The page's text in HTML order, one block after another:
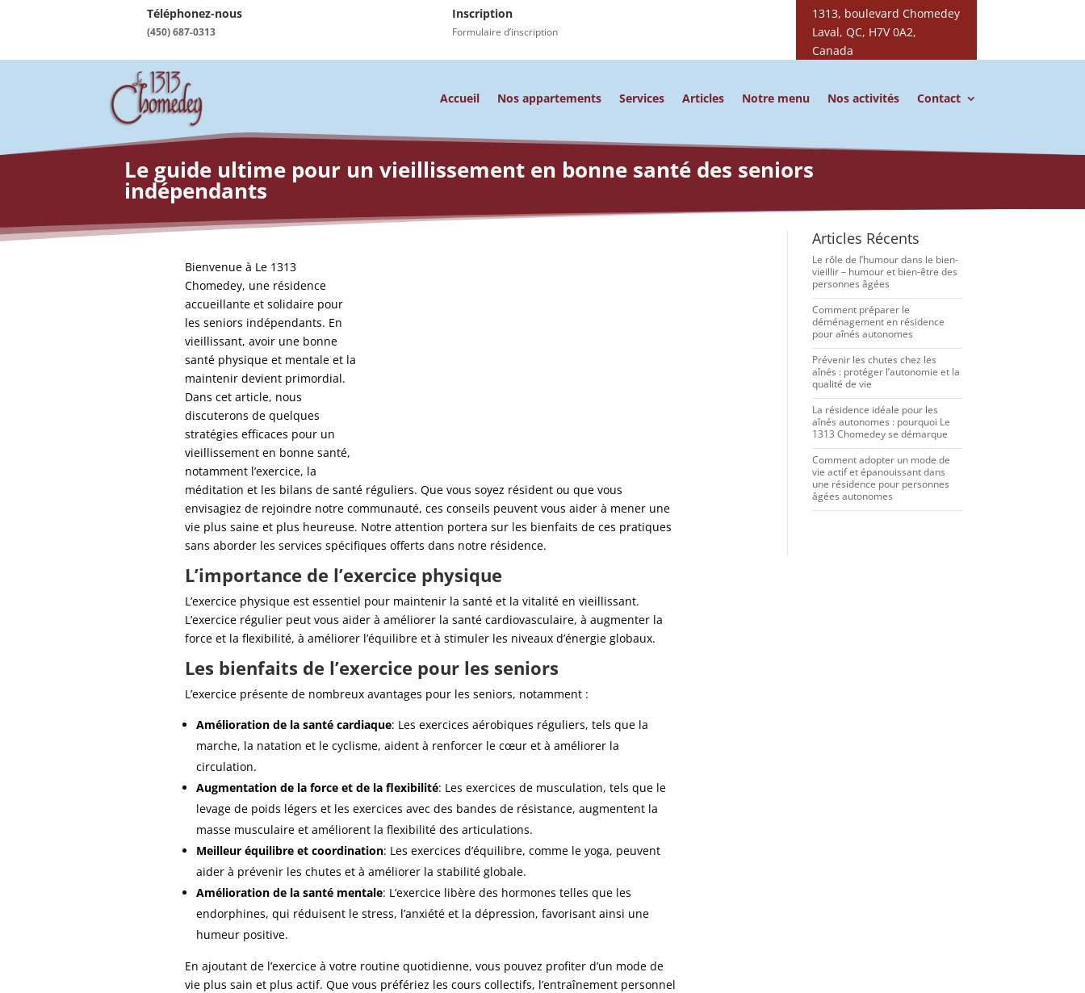
Téléphonez-nous
(450) 687-0313
Inscription
Formulaire d’inscription
1313, boulevard Chomedey
Laval, QC, H7V 0A2,
Canada
Accueil Nos appartements Services Articles Notre menu Nos activités Contact
Le guide ultime pour un vieillissement en bonne santé des seniors
indépendants
Bienvenue à Le 1313
Chomedey, une résidence
accueillante et solidaire pour
les seniors indépendants. En
vieillissant, avoir une bonne
santé physique et mentale et la
maintenir devient primordial.
Dans cet article, nous
discuterons de quelques
stratégies efficaces pour un
vieillissement en bonne santé,
notamment l’exercice, la
méditation et les bilans de santé réguliers. Que vous soyez résident ou que vous
envisagiez de rejoindre notre communauté, ces conseils peuvent vous aider à mener une
vie plus saine et plus heureuse. Notre attention portera sur les bienfaits de ces pratiques
sans aborder les services spécifiques offerts dans notre résidence.
L’importance de l’exercice physique
L’exercice physique est essentiel pour maintenir la santé et la vitalité en vieillissant.
L’exercice régulier peut vous aider à améliorer la santé cardiovasculaire, à augmenter la
force et la flexibilité, à améliorer l’équilibre et à stimuler les niveaux d’énergie globaux.
Les bienfaits de l’exercice pour les seniors
L’exercice présente de nombreux avantages pour les seniors, notamment :
Amélioration de la santé cardiaque: Les exercices aérobiques réguliers, tels que la
marche, la natation et le cyclisme, aident à renforcer le cœur et à améliorer la
circulation.
Augmentation de la force et de la flexibilité: Les exercices de musculation, tels que le
levage de poids légers et les exercices avec des bandes de résistance, augmentent la
masse musculaire et améliorent la flexibilité des articulations.
Meilleur équilibre et coordination: Les exercices d’équilibre, comme le yoga, peuvent
aider à prévenir les chutes et à améliorer la stabilité globale.
Amélioration de la santé mentale: L’exercice libère des hormones telles que les
endorphines, qui réduisent le stress, l’anxiété et la dépression, favorisant ainsi une
humeur positive.
En ajoutant de l’exercice à votre routine quotidienne, vous pouvez profiter d’un mode de
vie plus sain et plus actif. Que vous préfériez les cours collectifs, l’entraînement personnel
Articles Récents
Le rôle de l’humour dans le bien-
vieillir – humour et bien-être des
personnes âgées
Comment préparer le
déménagement en résidence
pour aînés autonomes
Prévenir les chutes chez les
aînés : protéger l’autonomie et la
qualité de vie
La résidence idéale pour les
aînés autonomes : pourquoi Le
1313 Chomedey se démarque
Comment adopter un mode de
vie actif et épanouissant dans
une résidence pour personnes
âgées autonomes